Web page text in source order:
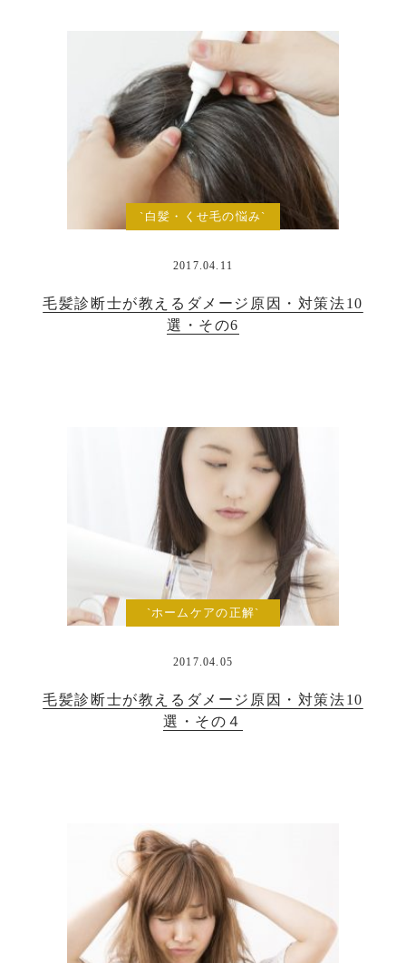
`白髪・くせ毛の悩み`
2017.04.11
毛髪診断士が教えるダメージ原因・対策法10
選・その6
`ホームケアの正解`
2017.04.05
毛髪診断士が教えるダメージ原因・対策法10
選・その４